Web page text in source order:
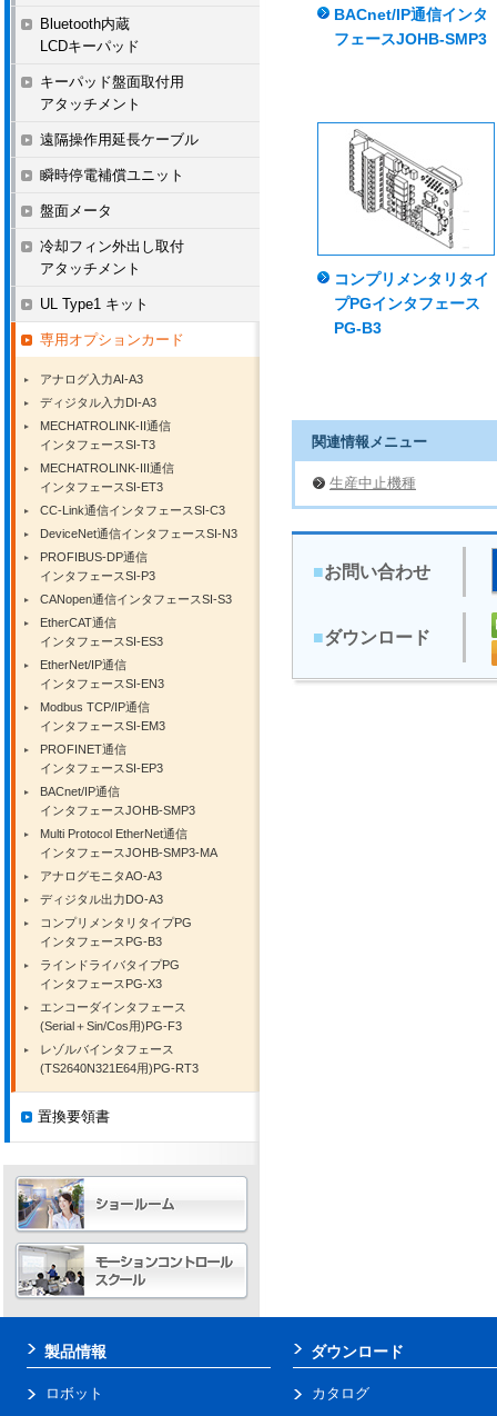
BACnet/IP通信インタ
フェースJOHB-SMP3
コンプリメンタリタイ
プPGインタフェース
PG-B3
関連情報メニュー
生産中止機種
■お問い合わせ
■ダウンロード
Bluetooth内蔵
LCDキーパッド
キーパッド盤面取付用
アタッチメント
遠隔操作用延長ケーブル
瞬時停電補償ユニット
盤面メータ
冷却フィン外出し取付
アタッチメント
UL Type1 キット
専用オプションカード
アナログ入力AI-A3
ディジタル入力DI-A3
MECHATROLINK-II通信
インタフェースSI-T3
MECHATROLINK-III通信
インタフェースSI-ET3
CC-Link通信インタフェースSI-C3
DeviceNet通信インタフェースSI-N3
PROFIBUS-DP通信
インタフェースSI-P3
CANopen通信インタフェースSI-S3
EtherCAT通信
インタフェースSI-ES3
EtherNet/IP通信
インタフェースSI-EN3
Modbus TCP/IP通信
インタフェースSI-EM3
PROFINET通信
インタフェースSI-EP3
BACnet/IP通信
インタフェースJOHB-SMP3
Multi Protocol EtherNet通信
インタフェースJOHB-SMP3-MA
アナログモニタAO-A3
ディジタル出力DO-A3
コンプリメンタリタイプPG
インタフェースPG-B3
ラインドライバタイプPG
インタフェースPG-X3
エンコーダインタフェース
(Serial＋Sin/Cos用)PG-F3
レゾルバインタフェース
(TS2640N321E64用)PG-RT3
置換要領書
製品情報
ロボット
ダウンロード
カタログ